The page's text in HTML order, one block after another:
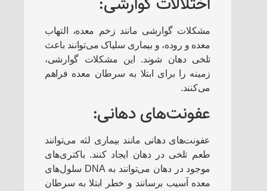
مشکلات گوارشی مانند زخم معده، التهاب
معده و روده، و بیماری سلیاک می‌توانند باعث
تلخی دهان شوند. این مشکلات گوارشی،
زمینه را برای ابتلا به سرطان معده فراهم
می‌کنند.
عفونت‌های دهانی:
عفونت‌های دهانی مانند بیماری لثه می‌توانند
طعم تلخی در دهان ایجاد کنند. باکتری‌های
موجود در دهان می‌توانند به DNA سلول‌های
معده آسیب برسانند و خطر ابتلا به سرطان